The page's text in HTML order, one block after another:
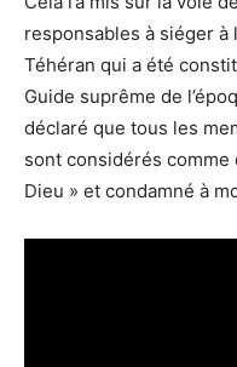
responsables à siéger à
Téhéran qui a été
Guide suprême de
déclaré que tous les
sont considérés comme
Dieu » et condamné à